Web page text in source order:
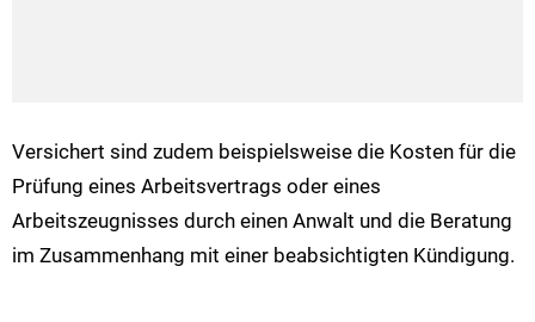
Versichert sind zudem beispielsweise die Kosten für die
Prüfung eines Arbeitsvertrags oder eines
Arbeitszeugnisses durch einen Anwalt und die Beratung
im Zusammenhang mit einer beabsichtigten Kündigung.